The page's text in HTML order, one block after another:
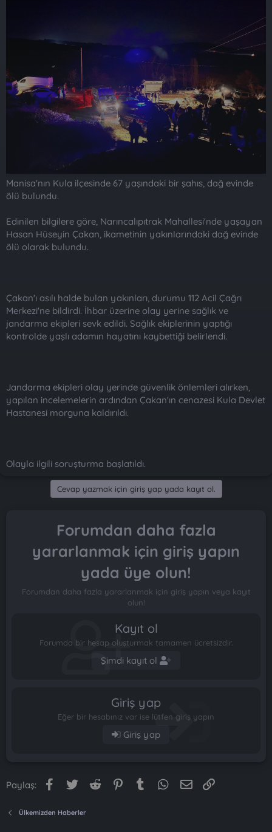
Manisa'nın Kula ilçesinde 67 yaşındaki bir şahıs, dağ evinde
ölü bulundu.
Edinilen bilgilere göre, Narıncalıpıtrak Mahallesi'nde yaşayan
Hasan Hüseyin Çakan, ikametinin yakınlarındaki dağ evinde
ölü olarak bulundu.
Çakan'ı asılı halde bulan yakınları, durumu 112 Acil Çağrı
Merkezi'ne bildirdi. İhbar üzerine olay yerine sağlık ve
jandarma ekipleri sevk edildi. Sağlık ekiplerinin yaptığı
kontrolde yaşlı adamın hayatını kaybettiği belirlendi.
Jandarma ekipleri olay yerinde güvenlik önlemleri alırken,
yapılan incelemelerin ardından Çakan'ın cenazesi Kula Devlet
Hastanesi morguna kaldırıldı.
Olayla ilgili soruşturma başlatıldı.
Cevap yazmak için giriş yap yada kayıt ol.
Forumdan daha fazla
yararlanmak için giriş yapın
yada üye olun!
Forumdan daha fazla yararlanmak için giriş yapın veya kayıt
olun!
Kayıt ol
Forumda bir hesap oluşturmak tamamen ücretsizdir.
Şimdi kayıt ol
Giriş yap
Eğer bir hesabınız var ise lütfen giriş yapın
Giriş yap
Paylaş: Facebook
Twitter Reddit PinterestTumblr WhatsApp
E-posta
Ülkemizden Haberler